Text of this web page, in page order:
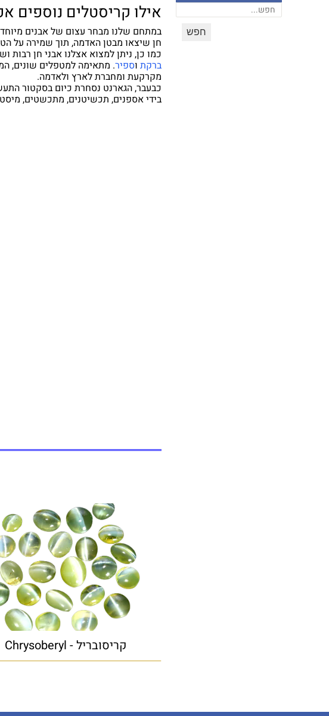
אילו קריסטלים נוספים
במתחם שלנו מבחר עצום של אבנים
חן שיצאו מבטן האדמה, תוך שמירה על
כמו כן, ניתן למצוא אצלנו אבני חן רבות
ברקתוספיר. מתאימה למטפלים שונים,
מקרקעת ומחברת לארץ ולאדמה.
כבעבר, הגארנט נסחרת כיום בסקטור
בידי אספנים, תכשיטנים, מתכשטים,
קריסובריל - Chrysoberyl